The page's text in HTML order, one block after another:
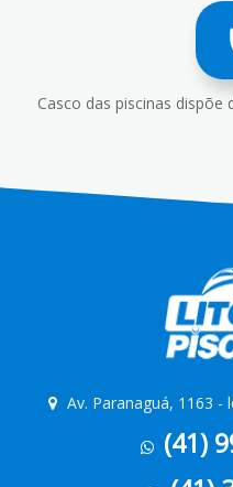
Casco das piscinas dispõe
Av. Paranaguá, 1163 -
(41)